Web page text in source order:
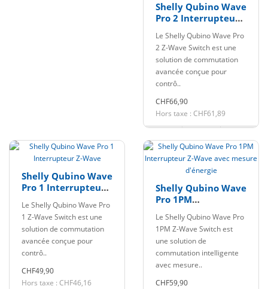
Shelly Qubino Wave
Pro 2 Interrupteur
Le Shelly Qubino Wave Pro
2 Z-Wave Switch est une
solution de commutation
avancée conçue pour
contrô..
CHF66,90
Hors taxe : CHF61,89
Shelly Qubino Wave
Pro 1 Interrupteur
Le Shelly Qubino Wave Pro
1 Z-Wave Switch est une
solution de commutation
avancée conçue pour
contrô..
CHF49,90
Hors taxe : CHF46,16
Shelly Qubino Wave
Pro 1PM
Wave avec mesure
d'énergie
Le Shelly Qubino Wave Pro
1PM Z-Wave Switch est
une solution de
commutation intelligente
avec mesure..
CHF59,90